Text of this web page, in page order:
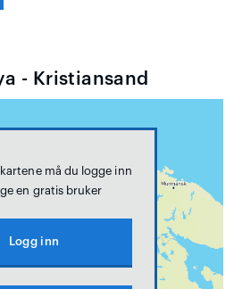
- Kristiansand
må du logge inn
en gratis bruker
Logg inn